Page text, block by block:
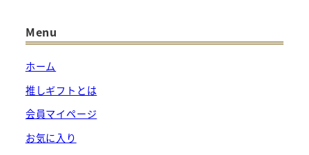
Menu
ホーム
推しギフトとは
会員マイページ
お気に入り